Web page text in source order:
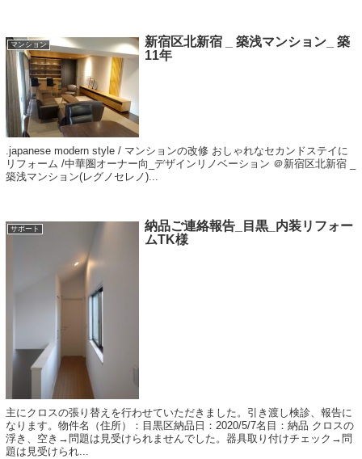
マンション
新宿区北新宿 _ 築浅マンション_ 築
11年​
.japanese modern style / マンションの改修 おしゃれなセカンドステイに
リフォーム /中華圏オーナー向_デザインリノベーション ＠新宿区北新宿 _
築浅マンション(レグノセレノ)...
サポート
納品ご連絡報告_目黒_内装リフォー
ムTK様
主にクロスの張り替えを行わせていただきました。引き渡し検診、報告に
なります。物件名（住所）：目黒区納品日：2020/5/7名目：納品 クロスの
浮き、空き→問題は見受けられませんでした。器具取り付けチェック→問
題は見受けられ...